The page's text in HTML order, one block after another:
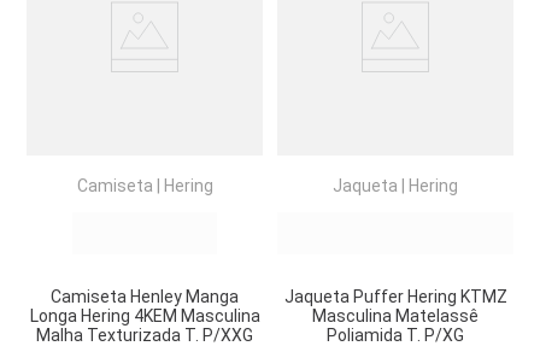
Camiseta Hering
Camiseta Henley Manga
Longa Hering 4KEM Masculina
Malha Texturizada T. P/XXG
Jaqueta Hering
Jaqueta Puffer Hering KTMZ
Masculina Matelassê
Poliamida T. P/XG